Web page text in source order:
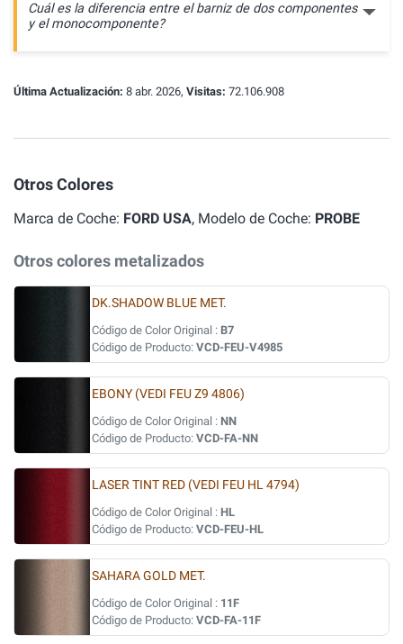
Cuál es la diferencia entre el barniz de dos componentes
y el monocomponente?
Última Actualización: 8 abr. 2026, Visitas: 72.106.908
Otros Colores
Marca de Coche: FORD USA, Modelo de Coche: PROBE
Otros colores metalizados
DK.SHADOW BLUE MET.
Código de Color Original : B7
Código de Producto: VCD-FEU-V4985
EBONY (VEDI FEU Z9 4806)
Código de Color Original : NN
Código de Producto: VCD-FA-NN
LASER TINT RED (VEDI FEU HL 4794)
Código de Color Original : HL
Código de Producto: VCD-FEU-HL
SAHARA GOLD MET.
Código de Color Original : 11F
Código de Producto: VCD-FA-11F